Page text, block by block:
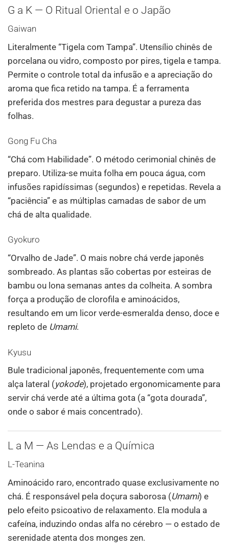
G a K — O Ritual Oriental e o Japão
Gaiwan
Literalmente “Tigela com Tampa”. Utensílio chinês de
porcelana ou vidro, composto por pires, tigela e tampa.
Permite o controle total da infusão e a apreciação do
aroma que fica retido na tampa. É a ferramenta
preferida dos mestres para degustar a pureza das
folhas.
Gong Fu Cha
“Chá com Habilidade”. O método cerimonial chinês de
preparo. Utiliza-se muita folha em pouca água, com
infusões rapidíssimas (segundos) e repetidas. Revela a
“paciência” e as múltiplas camadas de sabor de um
chá de alta qualidade.
Gyokuro
“Orvalho de Jade”. O mais nobre chá verde japonês
sombreado. As plantas são cobertas por esteiras de
bambu ou lona semanas antes da colheita. A sombra
força a produção de clorofila e aminoácidos,
resultando em um licor verde-esmeralda denso, doce e
repleto de Umami.
Kyusu
Bule tradicional japonês, frequentemente com uma
alça lateral (yokode), projetado ergonomicamente para
servir chá verde até a última gota (a “gota dourada”,
onde o sabor é mais concentrado).
L a M — As Lendas e a Química
L-Teanina
Aminoácido raro, encontrado quase exclusivamente no
chá. É responsável pela doçura saborosa (Umami) e
pelo efeito psicoativo de relaxamento. Ela modula a
cafeína, induzindo ondas alfa no cérebro — o estado de
serenidade atenta dos monges zen.